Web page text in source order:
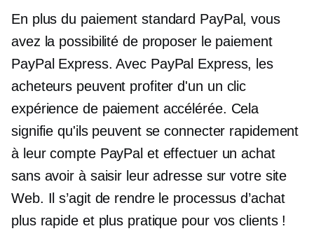
En plus du paiement standard PayPal, vous
avez la possibilité de proposer le paiement
PayPal Express. Avec PayPal Express, les
acheteurs peuvent profiter d'un un clic
expérience de paiement accélérée. Cela
signifie qu'ils peuvent se connecter rapidement
à leur compte PayPal et effectuer un achat
sans avoir à saisir leur adresse sur votre site
Web. Il s’agit de rendre le processus d’achat
plus rapide et plus pratique pour vos clients !